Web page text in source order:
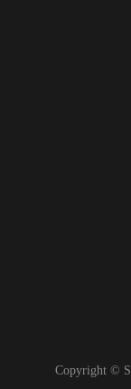
Copyright ©